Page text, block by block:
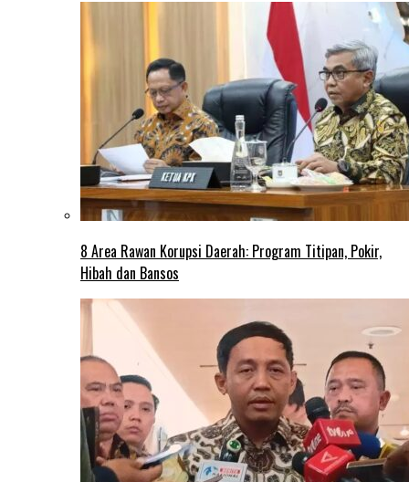
8 Area Rawan Korupsi Daerah: Program Titipan, Pokir,
Hibah dan Bansos